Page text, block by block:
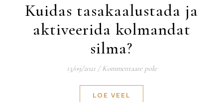
Kuidas tasakaalustada ja
aktiveerida kolmandat
silma?
13/09/2021 / Kommentaare pole
LOE VEEL